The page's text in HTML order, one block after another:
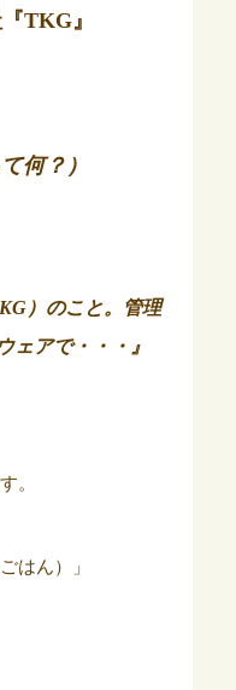
『TKG』
何？）
） のこと。
管理
ェアで・・・』
。
はん）」